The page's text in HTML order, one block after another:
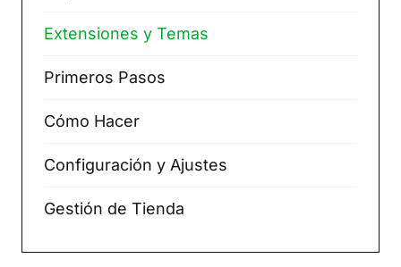
Extensiones y Temas
Primeros Pasos
Cómo Hacer
Configuración y Ajustes
Gestión de Tienda